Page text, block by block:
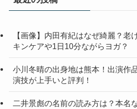
【画像】内田有紀はなぜ綺麗？老
キンケアや1日10分ながらヨガ？
小川冬晴の出身地は熊本！出演作
演技が上手いと評判！
二井景彪の名前の読み方は？本名